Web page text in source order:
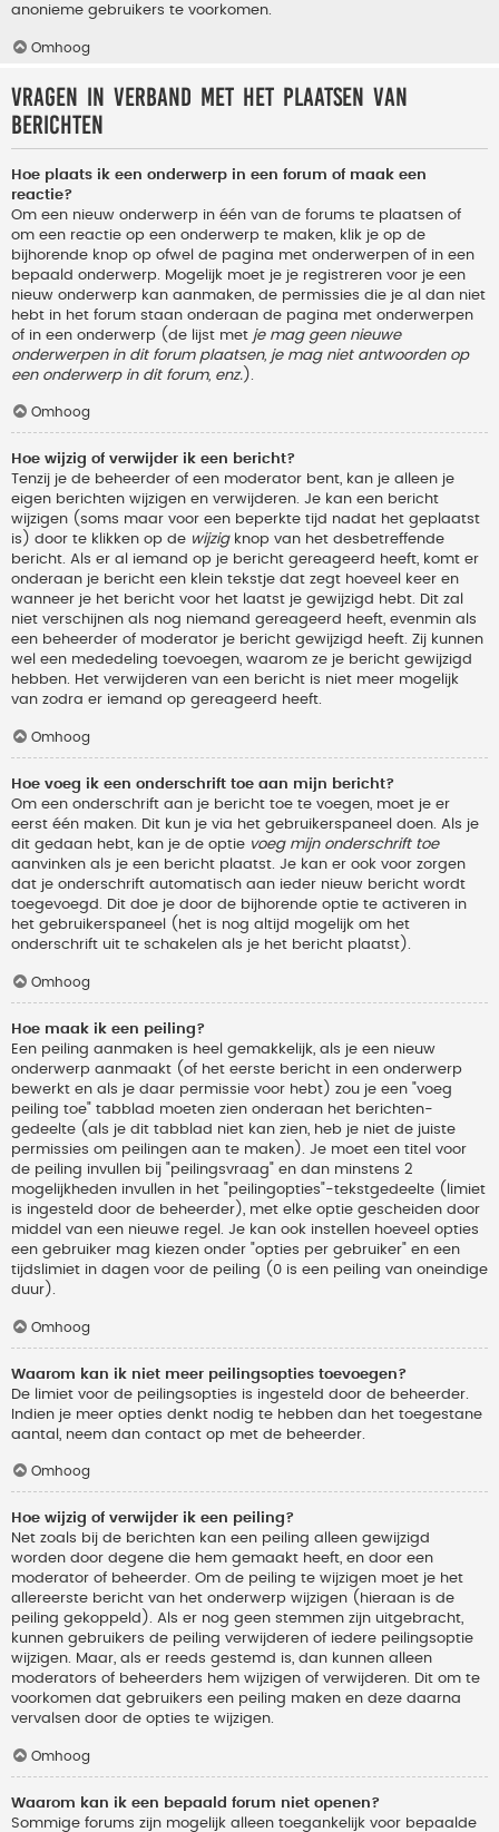
anonieme gebruikers te voorkomen.
Omhoog
Vragen in verband met het plaatsen van
berichten
Hoe plaats ik een onderwerp in een forum of maak een
reactie?
Om een nieuw onderwerp in één van de forums te plaatsen of
om een reactie op een onderwerp te maken, klik je op de
bijhorende knop op ofwel de pagina met onderwerpen of in een
bepaald onderwerp. Mogelijk moet je je registreren voor je een
nieuw onderwerp kan aanmaken, de permissies die je al dan niet
hebt in het forum staan onderaan de pagina met onderwerpen
of in een onderwerp (de lijst met je mag geen nieuwe
onderwerpen in dit forum plaatsen, je mag niet antwoorden op
een onderwerp in dit forum, enz. ).
Omhoog
Hoe wijzig of verwijder ik een bericht?
Tenzij je de beheerder of een moderator bent, kan je alleen je
eigen berichten wijzigen en verwijderen. Je kan een bericht
wijzigen (soms maar voor een beperkte tijd nadat het geplaatst
is) door te klikken op de wijzigknop van het desbetreffende
bericht. Als er al iemand op je bericht gereageerd heeft, komt er
onderaan je bericht een klein tekstje dat zegt hoeveel keer en
wanneer je het bericht voor het laatst je gewijzigd hebt. Dit zal
niet verschijnen als nog niemand gereageerd heeft, evenmin als
een beheerder of moderator je bericht gewijzigd heeft. Zij kunnen
wel een mededeling toevoegen, waarom ze je bericht gewijzigd
hebben. Het verwijderen van een bericht is niet meer mogelijk
van zodra er iemand op gereageerd heeft.
Omhoog
Hoe voeg ik een onderschrift toe aan mijn bericht?
Om een onderschrift aan je bericht toe te voegen, moet je er
eerst één maken. Dit kun je via het gebruikerspaneel doen. Als je
dit gedaan hebt, kan je de optie voeg mijn onderschrift toe
aanvinken als je een bericht plaatst. Je kan er ook voor zorgen
dat je onderschrift automatisch aan ieder nieuw bericht wordt
toegevoegd. Dit doe je door de bijhorende optie te activeren in
het gebruikerspaneel (het is nog altijd mogelijk om het
onderschrift uit te schakelen als je het bericht plaatst).
Omhoog
Hoe maak ik een peiling?
Een peiling aanmaken is heel gemakkelijk, als je een nieuw
onderwerp aanmaakt (of het eerste bericht in een onderwerp
bewerkt en als je daar permissie voor hebt) zou je een "voeg
peiling toe" tabblad moeten zien onderaan het berichten-
gedeelte (als je dit tabblad niet kan zien, heb je niet de juiste
permissies om peilingen aan te maken). Je moet een titel voor
de peiling invullen bij "peilingsvraag" en dan minstens 2
mogelijkheden invullen in het "peilingopties"-tekstgedeelte (limiet
is ingesteld door de beheerder), met elke optie gescheiden door
middel van een nieuwe regel. Je kan ook instellen hoeveel opties
een gebruiker mag kiezen onder "opties per gebruiker" en een
tijdslimiet in dagen voor de peiling (0 is een peiling van oneindige
duur).
Omhoog
Waarom kan ik niet meer peilingsopties toevoegen?
De limiet voor de peilingsopties is ingesteld door de beheerder.
Indien je meer opties denkt nodig te hebben dan het toegestane
aantal, neem dan contact op met de beheerder.
Omhoog
Hoe wijzig of verwijder ik een peiling?
Net zoals bij de berichten kan een peiling alleen gewijzigd
worden door degene die hem gemaakt heeft, en door een
moderator of beheerder. Om de peiling te wijzigen moet je het
allereerste bericht van het onderwerp wijzigen (hieraan is de
peiling gekoppeld). Als er nog geen stemmen zijn uitgebracht,
kunnen gebruikers de peiling verwijderen of iedere peilingsoptie
wijzigen. Maar, als er reeds gestemd is, dan kunnen alleen
moderators of beheerders hem wijzigen of verwijderen. Dit om te
voorkomen dat gebruikers een peiling maken en deze daarna
vervalsen door de opties te wijzigen.
Omhoog
Waarom kan ik een bepaald forum niet openen?
Sommige forums zijn mogelijk alleen toegankelijk voor bepaalde